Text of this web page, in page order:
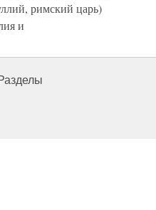
римский царь)
и